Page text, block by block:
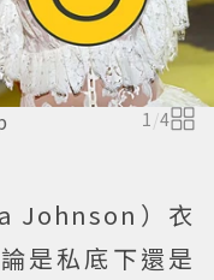
1/4
Johnson）衣
是私底下還是